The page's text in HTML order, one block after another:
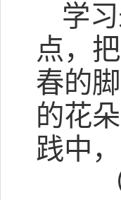
学
点，
春的
的花
践中